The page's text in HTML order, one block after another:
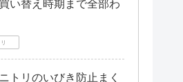
い替え時期まで全部わ
トリのいびき防止まく